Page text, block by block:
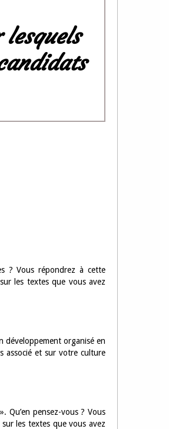
? Vous répondrez à cette
les textes que vous avez
développement organisé en
associé et sur votre culture
Qu’en pensez-vous ? Vous
les textes que vous avez